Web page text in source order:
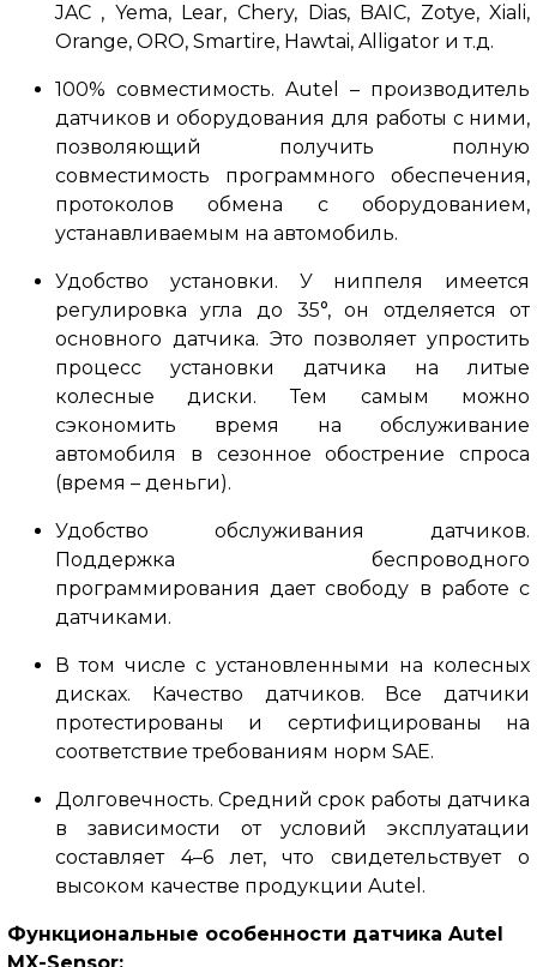
JAC , Yema, Lear, Chery, Dias, BAIC, Zotye, Xiali,
Orange, ORO, Smartire, Hawtai, Alligator и т.д.
100% совместимость. Autel – производитель
датчиков и оборудования для работы с ними,
позволяющий получить полную
совместимость программного обеспечения,
протоколов обмена с оборудованием,
устанавливаемым на автомобиль.
Удобство установки.
У ниппеля имеется
регулировка угла до 35°, он отделяется от
основного датчика. Это позволяет упростить
процесс установки датчика на литые
колесные диски.
Тем самым можно
сэкономить время на обслуживание
автомобиля в сезонное обострение спроса
(время – деньги).
Удобство обслуживания датчиков.
Поддержка беспроводного
программирования дает свободу в работе с
датчиками.
В том числе с установленными на колесных
дисках. Качество датчиков.
Все датчики
протестированы и сертифицированы на
соответствие требованиям норм SAE.
Долговечность. Средний срок работы датчика
в зависимости от условий эксплуатации
составляет 4–6 лет, что свидетельствует о
высоком качестве продукции Autel.
Функциональные особенности датчика Autel